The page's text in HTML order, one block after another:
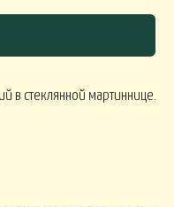
в стеклянной мартиннице.